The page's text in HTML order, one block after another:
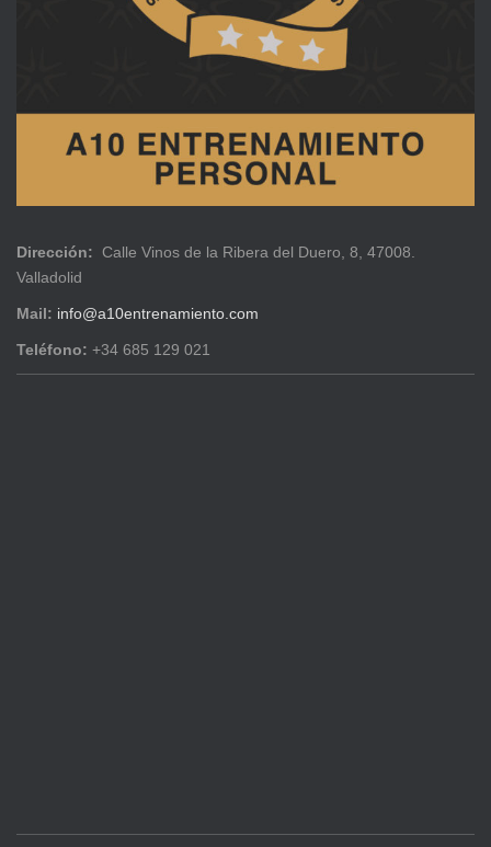
Dirección: Calle Vinos de la Ribera del Duero, 8, 47008.
Valladolid
Mail: info@a10entrenamiento.com
Teléfono: +34 685 129 021